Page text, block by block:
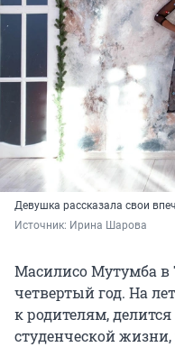
Девушка рассказала свои
Источник: Ирина Шарова
Масилисо Мутумба
четвертый год. На
к родителям,
студенческой жизни,